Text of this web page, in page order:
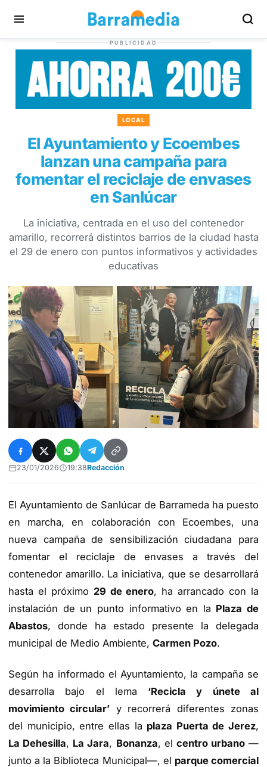
PUBLICIDAD
LOCAL
El Ayuntamiento y Ecoembes
lanzan una campaña para
fomentar el reciclaje de envases
en Sanlúcar
La iniciativa, centrada en el uso del contenedor
amarillo, recorrerá distintos barrios de la ciudad hasta
el 29 de enero con puntos informativos y actividades
educativas
23/01/2026 19:38Redacción
El Ayuntamiento de Sanlúcar de Barrameda ha puesto
en marcha, en colaboración con Ecoembes, una
nueva campaña de sensibilización ciudadana para
fomentar el reciclaje de envases a través del
contenedor amarillo. La iniciativa, que se desarrollará
hasta el próximo 29 de enero, ha arrancado con la
instalación de un punto informativo en la Plaza de
Abastos, donde ha estado presente la delegada
municipal de Medio Ambiente, Carmen Pozo.
Según ha informado el Ayuntamiento, la campaña se
desarrolla bajo el lema ‘Recicla y únete al
movimiento circular’ y recorrerá diferentes zonas
del municipio, entre ellas la plaza Puerta de Jerez,
La Dehesilla, La Jara, Bonanza, el centro urbano—
junto a la Biblioteca Municipal—, el parque comercial